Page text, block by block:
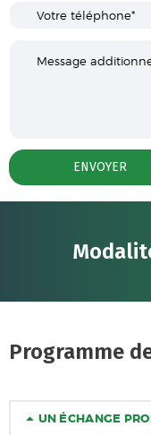
Programme
UN ÉCHANGE